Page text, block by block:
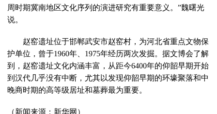
周时期冀南地区文化序列的演进研究有重要意义。”魏曙光
说。
赵窑遗址位于邯郸武安市赵窑村，为河北省重点文物保
护单位，曾于1960年、1975年经历两次发掘。据文博会了解
到，赵窑遗址文化内涵丰富，从距今6400年的仰韶早期开始
到汉代几乎没有中断，尤其以发现仰韶早期的环壕聚落和中
晚商时期的高等级居址和墓葬最为重要。
（新闻来源：新华网）